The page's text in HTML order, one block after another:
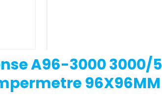
A96-3000 3000/5
96X96MM